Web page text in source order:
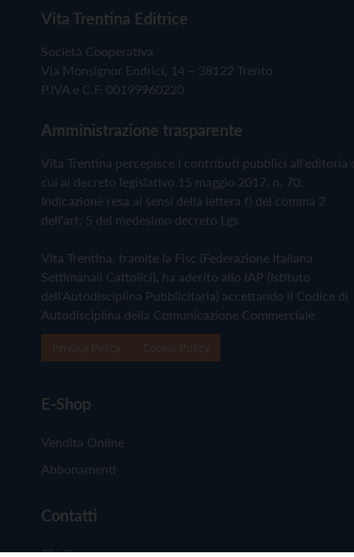
Vita Trentina Editrice
Società Cooperativa
Via Monsignor Endrici, 14 – 38122 Trento
P.IVA e C.F. 00199960220
Amministrazione trasparente
Vita Trentina percepisce i contributi pubblici all'editoria
cui al decreto legislativo 15 maggio 2017, n. 70.
Indicazione resa ai sensi della lettera f) del comma 2
dell'art. 5 del medesimo decreto Lgs.
Vita Trentina, tramite la Fisc (Federazione Italiana
Settimanali Cattolici), ha aderito allo IAP (Istituto
dell'Autodisciplina Pubblicitaria) accettando il Codice di
Autodisciplina della Comunicazione Commerciale
E-Shop
Vendita Online
Abbonamenti
Contatti
Chi Siamo